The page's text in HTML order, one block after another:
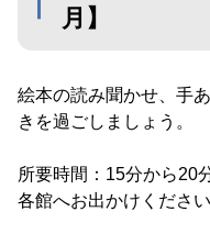
月】
絵本の読み聞かせ、手
きを過ごしましょう。
所要時間：15分から20
各館へお出かけください